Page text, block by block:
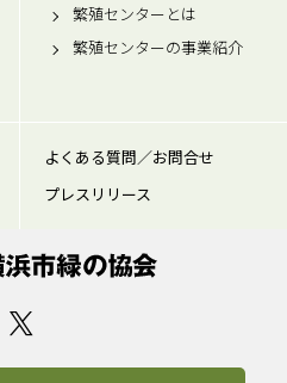
繁殖センターとは
繁殖センターの事業紹介
よくある質問／お問合せ
プレスリリース